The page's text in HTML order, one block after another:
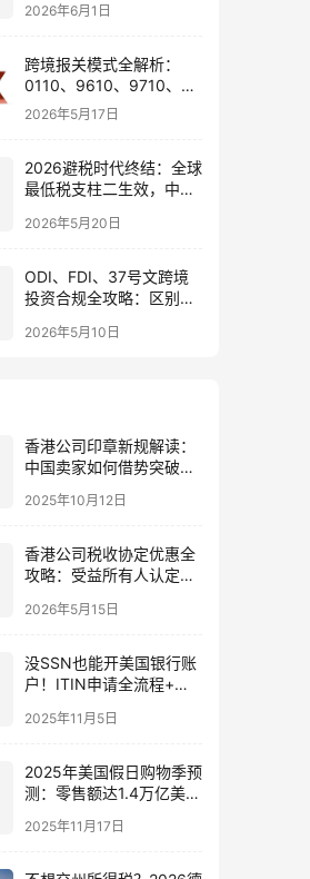
会有何影响
2026年6月1日
跨境报关模式全解析：
0110、9610、9710、
9810、1039、1210 的区
2026年5月17日
2026避税时代终结：全球
最低税支柱二生效，中国
策略
2026年5月20日
ODI、FDI、37号文跨境
投资合规全攻略：区别、
常见问题）
2026年5月10日
香港公司印章新规解读：
中国卖家如何借势突破跨
2025年10月12日
香港公司税收协定优惠全
攻略：受益所有人认定与
2026年5月15日
没SSN也能开美国银行账
户！ITIN申请全流程+可
必看）
2025年11月5日
2025年美国假日购物季预
测：零售额达1.4万亿美
遇？
2025年11月17日